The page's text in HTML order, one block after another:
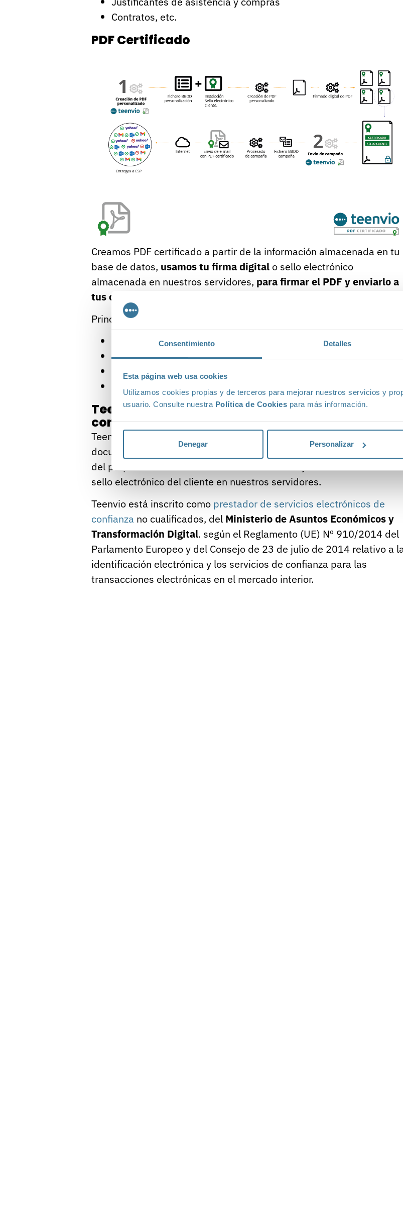
Consentimiento Detalles
Esta página web usa cookies
Utilizamos cookies propias y de terceros para mejorar nuestros servicios y
usuario. Consulte nuestra Política de Cookies para más información.
Denegar Personalizar
Contratos, etc.
PDF Certificado
Creamos PDF certificado a partir de la información almacenada en tu
base de datos, usamos tu firma digital o sello electrónico
almacenada en nuestros servidores, para firmar el PDF y enviarlo a
tus clientes
Principales usos de la firma o sello electrónico:
Certificados de asistencia
Diplomas
Documentación laboral y certificados de empresa
Contratos, etc.
Teenvio es prestador de servicios electrónicos de
confianza.
Teenvio dispone de los medios y tecnología para generar y emitir
documentos PDF con contenido personalizado y firmado por el emisor
del propio contenido a través de la instalación y almacenamiento del
sello electrónico del cliente en nuestros servidores.
Teenvio está inscrito como prestador de servicios electrónicos de
confianza no cualificados, del Ministerio de Asuntos Económicos y
Transformación Digital. según el Reglamento (UE) Nº 910/2014 del
Parlamento Europeo y del Consejo de 23 de julio de 2014 relativo a
identificación electrónica y los servicios de confianza para las
transacciones electrónicas en el mercado interior.